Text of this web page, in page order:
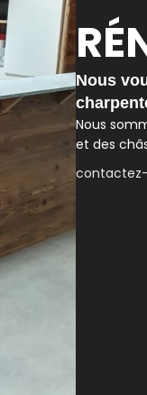
Nous
Nous
et des